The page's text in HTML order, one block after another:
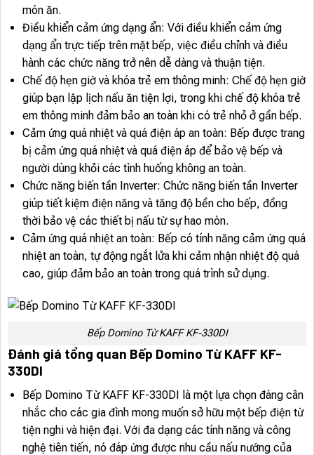
món ăn.
Điều khiển cảm ứng dạng ẩn: Với điều khiển cảm ứng
dạng ẩn trực tiếp trên mặt bếp, việc điều chỉnh và điều
hành các chức năng trở nên dễ dàng và thuận tiện.
Chế độ hẹn giờ và khóa trẻ em thông minh: Chế độ hẹn giờ
giúp bạn lập lịch nấu ăn tiện lợi, trong khi chế độ khóa trẻ
em thông minh đảm bảo an toàn khi có trẻ nhỏ ở gần bếp.
Cảm ứng quá nhiệt và quá điện áp an toàn: Bếp được trang
bị cảm ứng quá nhiệt và quá điện áp để bảo vệ bếp và
người dùng khỏi các tình huống không an toàn.
Chức năng biến tần Inverter: Chức năng biến tần Inverter
giúp tiết kiệm điện năng và tăng độ bền cho bếp, đồng
thời bảo vệ các thiết bị nấu từ sự hao mòn.
Cảm ứng quá nhiệt an toàn: Bếp có tính năng cảm ứng quá
nhiệt an toàn, tự động ngắt lửa khi cảm nhận nhiệt độ quá
cao, giúp đảm bảo an toàn trong quá trình sử dụng.
Bếp Domino Từ KAFF KF-330DI
Đánh giá tổng quan Bếp Domino Từ KAFF KF-
330DI
Bếp Domino Từ KAFF KF-330DI là một lựa chọn đáng cân
nhắc cho các gia đình mong muốn sở hữu một bếp điện từ
tiện nghi và hiện đại. Với đa dạng các tính năng và công
nghệ tiên tiến, nó đáp ứng được nhu cầu nấu nướng của